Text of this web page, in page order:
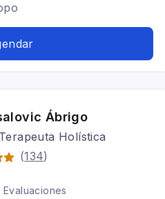
Ábrigo
Holística
(134)
Evaluaciones